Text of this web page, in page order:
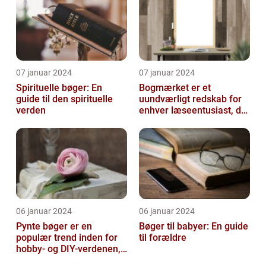
07 januar 2024
Spirituelle bøger: En
guide til den spirituelle
verden
07 januar 2024
Bogmærket er et
uundværligt redskab for
enhver læseentusiast, der
overblikket og v...
06 januar 2024
Pynte bøger er en
populær trend inden for
hobby- og DIY-verdenen,
06 januar 2024
Bøger til babyer: En guide
til forældre